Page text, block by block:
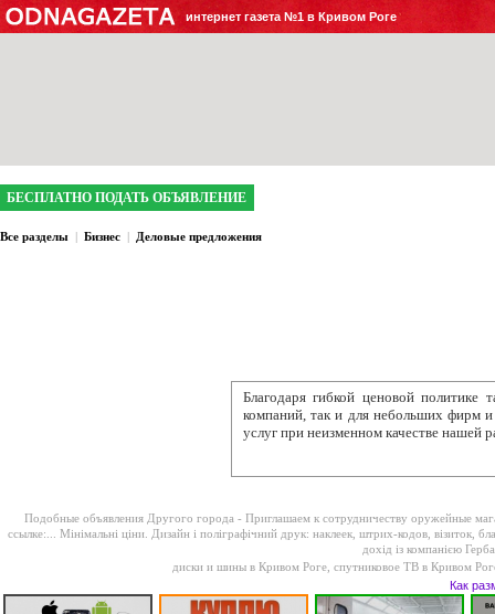
интернет газета №1 в Кривом Роге
БЕСПЛАТНО ПОДАТЬ ОБЪЯВЛЕНИЕ
Все разделы | Бизнес | Деловые предложения
Благодаря гибкой ценовой политике
компаний, так и для небольших фирм
услуг при неизменном качестве
Подобные объявления Другого города -Приглашаем к сотрудничеству оружейные
ссылке:...Мінімальні ціни. Дизайн і поліграфічний друк: наклеек, штрих-кодов, візиток,
дохід із компанією
диски и шины в Кривом Роге ,спутниковое ТВ в Кривом
Как